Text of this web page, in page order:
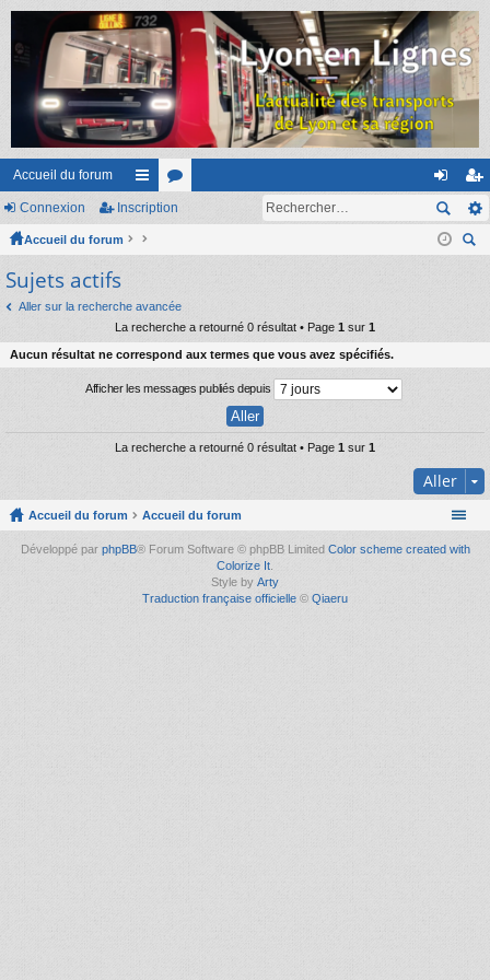
Accueil du forum
ac
co
ci
s
or
s
on
ne
ns
cri
Connexion Inscription
Accueil du forum
Sujets actifs
Aller sur la recherche avancée
La recherche a retourné 0 résultat • Page 1 sur 1
Aucun résultat ne correspond aux termes que vous avez spécifiés.
Afficher les messages publiés depuis
La recherche a retourné 0 résultat • Page 1 sur 1
Aller
Accueil du forum Accueil du forum
Développé par phpBB® Forum Software © phpBB Limited Color scheme created with
Colorize It
Style by Arty
Traduction française officielle © Qiaeru